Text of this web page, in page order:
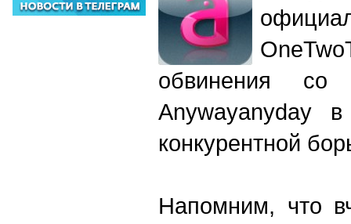
обвинения со
Аnywayanyday
конкурентной
Напомним, что